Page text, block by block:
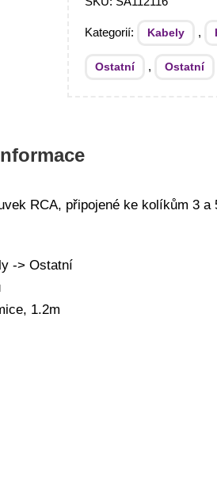
Kategorií: Kabely ,
Ostatní , Ostatní
RCA, připojené ke kolíkům 3 a
-> Ostatní
1.2m